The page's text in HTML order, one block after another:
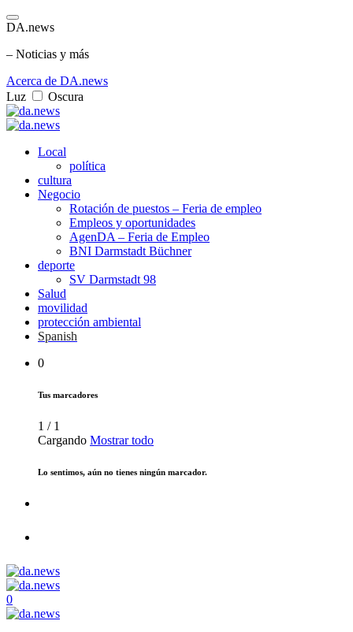
DA.news
– Noticias y más
Acerca de DA.news
Luz
Oscura
Local
política
cultura
Negocio
Rotación de puestos – Feria de empleo
Empleos y oportunidades
AgenDA – Feria de Empleo
BNI Darmstadt Büchner
deporte
SV Darmstadt 98
Salud
movilidad
protección ambiental
Spanish
0
Tus marcadores
1 / 1
Cargando Mostrar todo
Lo sentimos, aún no tienes ningún marcador.
0